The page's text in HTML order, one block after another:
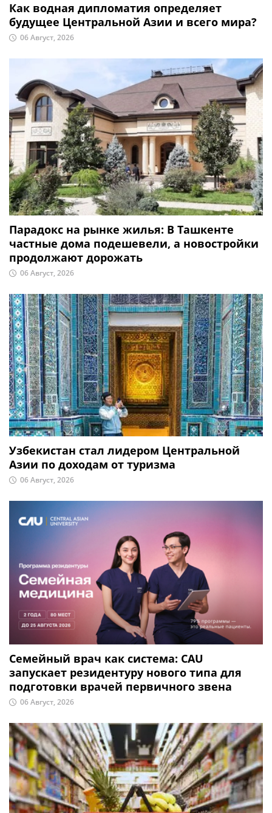
Как водная дипломатия определяет
будущее Центральной Азии и всего мира?
06 Август, 2026
Парадокс на рынке жилья: В Ташкенте
частные дома подешевели, а новостройки
продолжают дорожать
06 Август, 2026
Узбекистан стал лидером Центральной
Азии по доходам от туризма
06 Август, 2026
Семейный врач как система: CAU
запускает резидентуру нового типа для
подготовки врачей первичного звена
06 Август, 2026